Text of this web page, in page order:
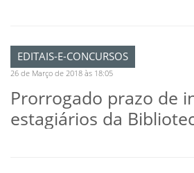
EDITAIS-E-CONCURSOS
26 de Março de 2018 às 18:05
Prorrogado prazo de
estagiários da